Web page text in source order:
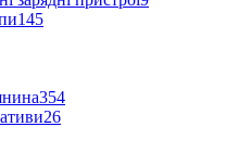
145
354
26